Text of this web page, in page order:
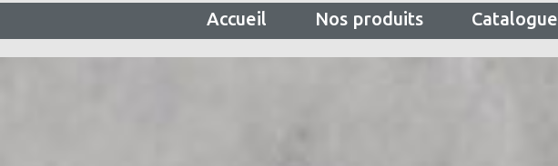
Accueil Nos produits Catalogue